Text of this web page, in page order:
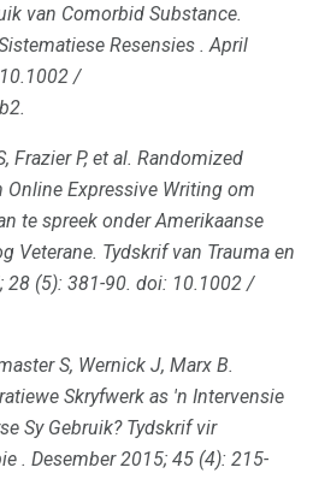
van Comorbid Substance.
Resensies . April
/
Frazier P, et al. Randomized
Online Expressive Writing om
te spreek onder Amerikaanse
Veterane. Tydskrif van Trauma en
28 (5): 381-90. doi: 10.1002 /
S, Wernick J, Marx B.
Skryfwerk as 'n Intervensie
Sy Gebruik? Tydskrif vir
. Desember 2015; 45 (4): 215-